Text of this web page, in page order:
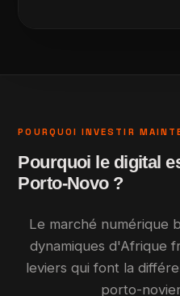
POURQUOI INVESTIR
Pourquoi le digital
Porto-Novo ?
Le marché numérique
dynamiques d'Afrique
leviers qui font la
porto-